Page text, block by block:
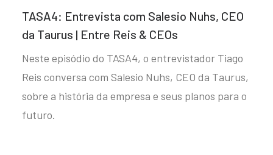
TASA4: Entrevista com Salesio Nuhs, CEO
da Taurus | Entre Reis & CEOs
Neste episódio do TASA4, o entrevistador Tiago
Reis conversa com Salesio Nuhs, CEO da Taurus,
sobre a história da empresa e seus planos para o
futuro.